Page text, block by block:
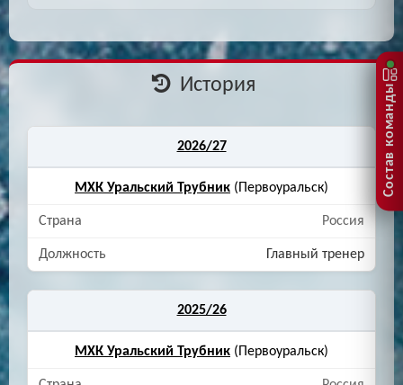
История
2026/27
МХК Уральский Трубник (Первоуральск)
Россия
Главный тренер
2025/26
МХК Уральский Трубник (Первоуральск)
Состав команды